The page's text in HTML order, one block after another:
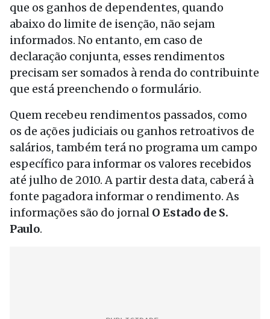
que os ganhos de dependentes, quando
abaixo do limite de isenção, não sejam
informados. No entanto, em caso de
declaração conjunta, esses rendimentos
precisam ser somados à renda do contribuinte
que está preenchendo o formulário.
Quem recebeu rendimentos passados, como
os de ações judiciais ou ganhos retroativos de
salários, também terá no programa um campo
específico para informar os valores recebidos
até julho de 2010. A partir desta data, caberá à
fonte pagadora informar o rendimento. As
informações são do jornal O Estado de S.
Paulo.